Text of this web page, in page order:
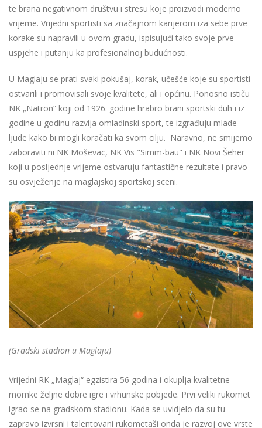
te brana negativnom društvu i stresu koje proizvodi moderno
vrijeme. Vrijedni sportisti sa značajnom karijerom iza sebe prve
korake su napravili u ovom gradu, ispisujući tako svoje prve
uspjehe i putanju ka profesionalnoj budućnosti.
U Maglaju se prati svaki pokušaj, korak, učešće koje su sportisti
ostvarili i promovisali svoje kvalitete, ali i općinu. Ponosno ističu
NK „Natron“ koji od 1926. godine hrabro brani sportski duh i iz
godine u godinu razvija omladinski sport, te izgrađuju mlade
ljude kako bi mogli koračati ka svom cilju. Naravno, ne smijemo
zaboraviti ni NK Moševac, NK Vis "Simm-bau" i NK Novi Šeher
koji u posljednje vrijeme ostvaruju fantastične rezultate i pravo
su osvježenje na maglajskoj sportskoj sceni.
(Gradski stadion u Maglaju)
Vrijedni RK „Maglaj“ egzistira 56 godina i okuplja kvalitetne
momke željne dobre igre i vrhunske pobjede. Prvi veliki rukomet
igrao se na gradskom stadionu. Kada se uvidjelo da su tu
zapravo izvrsni i talentovani rukometaši onda je razvoj ove vrste